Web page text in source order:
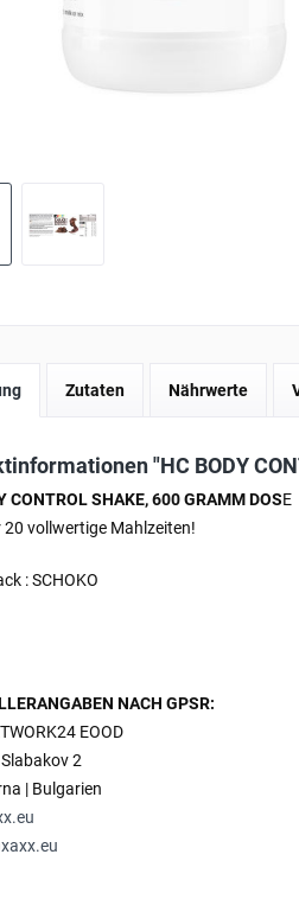
Zutaten Nährwerte
"HC BODY
CONTROL SHAKE, 600 GRAMM DOSE
20 vollwertige Mahlzeiten!
: SCHOKO
NACH GPSR:
EOOD
2
| Bulgarien